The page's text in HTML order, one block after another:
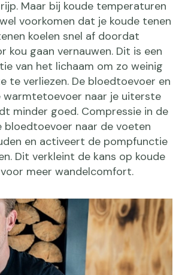
Maar bij koude temperaturen
voorkomen dat je koude tenen
koelen snel af doordat
kou gaan vernauwen. Dit is een
van het lichaam om zo weinig
te verliezen. De bloedtoevoer en
warmtetoevoer naar je uiterste
minder goed. Compressie in de
bloedtoevoer naar de voeten
en activeert de pompfunctie
Dit verkleint de kans op koude
meer wandelcomfort.